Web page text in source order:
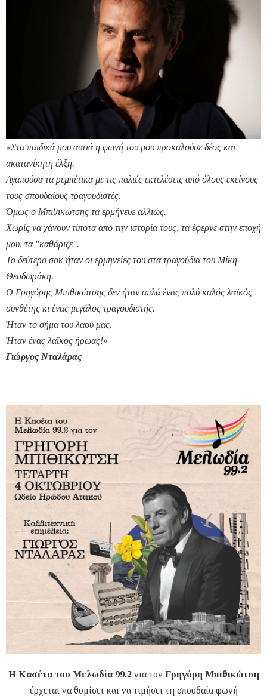
«Στα παιδικά μου αυτιά η φωνή του μου προκαλούσε δέος και
ακατανίκητη έλξη.
Αγαπούσα τα ρεμπέτικα με τις παλιές εκτελέσεις από όλους εκείνους
τους σπουδαίους τραγουδιστές.
Όμως ο Μπιθικώτσης τα ερμήνευε αλλιώς.
Χωρίς να χάνουν τίποτα από την ιστορία τους, τα έφερνε στην εποχή
μου, τα "καθάριζε".
Το δεύτερο σοκ ήταν οι ερμηνείες του στα τραγούδια του Μίκη
Θεοδωράκη.
Ο Γρηγόρης Μπιθικώτσης δεν ήταν απλά ένας πολύ καλός λαϊκός
συνθέτης κι ένας μεγάλος τραγουδιστής.
Ήταν το σήμα του λαού μας.
Ήταν ένας λαϊκός ήρωας!»
Γιώργος Νταλάρας
Η Κασέτα του Μελωδία 99.2για τον Γρηγόρη Μπιθικώτση
έρχεται να θυμίσει και να τιμήσει τη σπουδαία φωνή